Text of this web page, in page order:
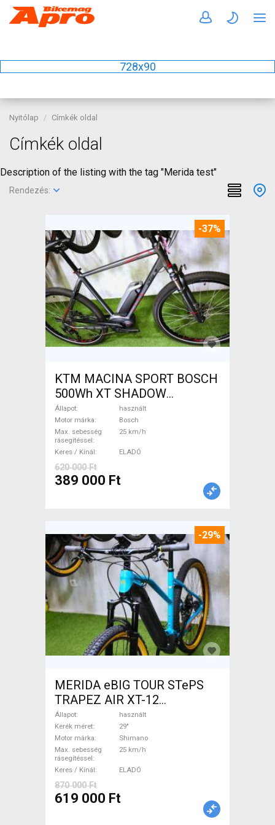
728x90
Nyitólap Címkék oldal
Címkék oldal
Description of the listing with the tag "Merida test"
Rendezés:
-37%
KTM MACINA SPORT BOSCH
500Wh XT SHADOW
Elektromos Trekking/cross
25 km/h Bosch használt
ELADÓ
Állapot
használt
Motor márka
Bosch
Max. sebesség
rásegítéssel
25 km/h
Keres / Kínál ELADÓ
620 000 Ft
389 000 Ft
-29%
MERIDA eBIG TOUR STePS
TRAPEZ AIR XT-12
Elektromos Mountain Bike
29" elöl teleszkópos Shimano
használt ELADÓ
Állapot
használt
Kerék méret
29"
Motor márka
Shimano
Max. sebesség
rásegítéssel
25 km/h
Keres / Kínál ELADÓ
870 000 Ft
619 000 Ft